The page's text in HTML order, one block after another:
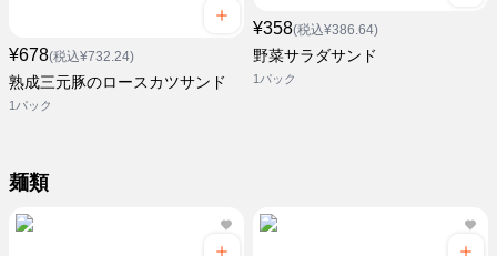
¥678(税込¥732.24)
熟成三元豚のロースカツサンド
1パック
¥358(税込¥386.64)
野菜サラダサンド
1パック
麺類